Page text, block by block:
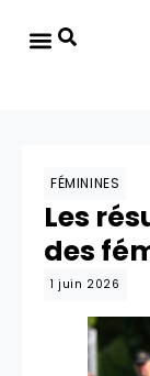
FÉMININES
Les
des
1 juin 2026